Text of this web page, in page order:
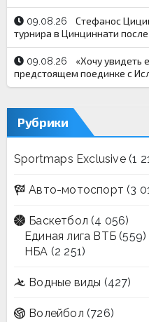
09.08.26
Стефанос
турнира в Цинциннати
09.08.26
«Хочу увидеть
предстоящем поединке с
Рубрики
Sportmaps Exclusive(1
Авто-мотоспорт (3
Баскетбол (4 056)
Единая лига ВТБ (559)
НБА (2 251)
Водные виды (427)
Волейбол (726)